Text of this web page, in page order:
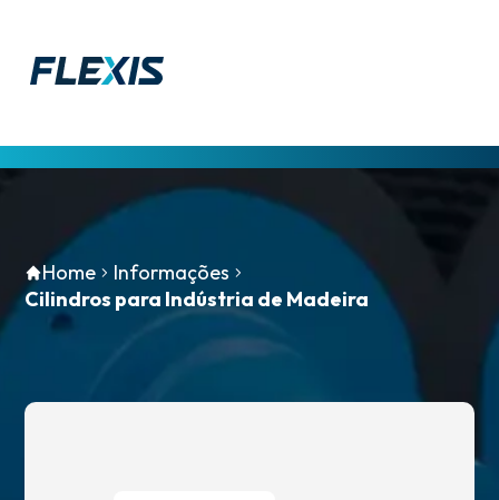
Empresa
Home
Informações
Cilindros para Indústria de Madeira